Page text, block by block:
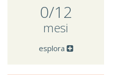
0/12
mesi
esplora